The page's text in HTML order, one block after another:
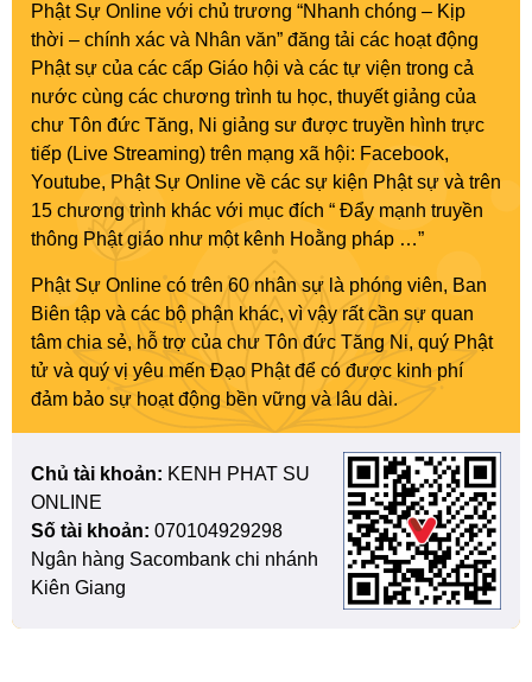
Phật Sự Online với chủ trương “Nhanh chóng – Kịp
thời – chính xác và Nhân văn” đăng tải các hoạt động
Phật sự của các cấp Giáo hội và các tự viện trong cả
nước cùng các chương trình tu học, thuyết giảng của
chư Tôn đức Tăng, Ni giảng sư được truyền hình trực
tiếp (Live Streaming) trên mạng xã hội: Facebook,
Youtube, Phật Sự Online về các sự kiện Phật sự và trên
15 chương trình khác với mục đích “ Đẩy mạnh truyền
thông Phật giáo như một kênh Hoằng pháp …”
Phật Sự Online có trên 60 nhân sự là phóng viên, Ban
Biên tập và các bộ phận khác, vì vậy rất cần sự quan
tâm chia sẻ, hỗ trợ của chư Tôn đức Tăng Ni, quý Phật
tử và quý vị yêu mến Đạo Phật để có được kinh phí
đảm bảo sự hoạt động bền vững và lâu dài.
Chủ tài khoản: KENH PHAT SU
ONLINE
Số tài khoản: 070104929298
Ngân hàng Sacombank chi nhánh
Kiên Giang